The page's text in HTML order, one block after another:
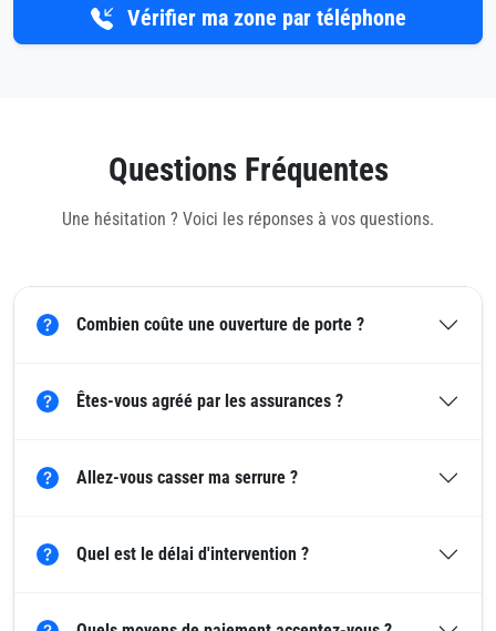
Vérifier ma zone par téléphone
Questions Fréquentes
Une hésitation ? Voici les réponses à vos questions.
Combien coûte une ouverture de porte ?
Êtes-vous agréé par les assurances ?
Allez-vous casser ma serrure ?
Quel est le délai d'intervention ?